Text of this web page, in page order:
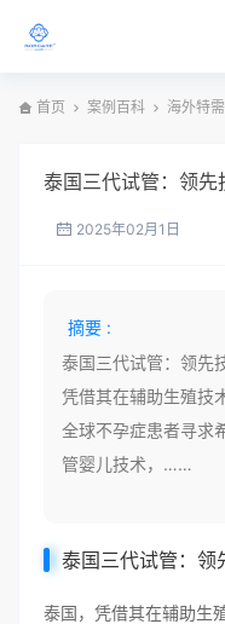
首页 案例百科 海外特需
泰国三代试管：领
2025年02月1日
摘要 :
泰国三代试管：领先
凭借其在辅助生殖技
全球不孕症患者寻求
管婴儿技术，……
泰国三代试管：领
泰国，凭借其在辅助生